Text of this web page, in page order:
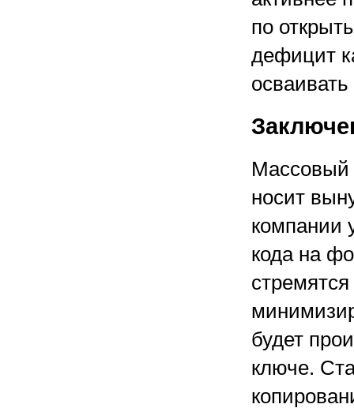
по
дефицит
Массовый
носит
компании
кода на
будет
ключе.